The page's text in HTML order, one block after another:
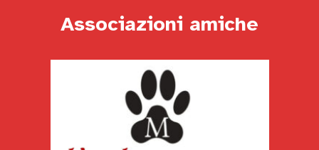
Associazioni amiche